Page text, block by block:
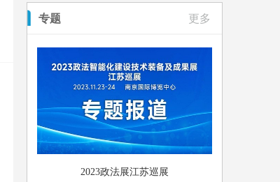
专题 更多
2023政法展江苏巡展